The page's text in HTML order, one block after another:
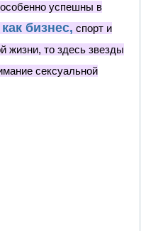
успешны в
бизнес, спорт и
жизни, то здесь звезды
сексуальной